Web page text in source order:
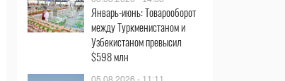
Январь-июнь: Товарооборот
между Туркменистаном и
Узбекистаном превысил
$598 млн